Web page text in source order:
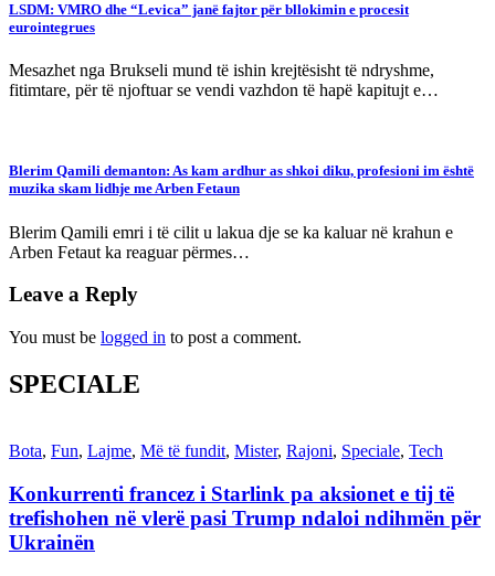
LSDM: VMRO dhe “Levica” janë fajtor për bllokimin e procesit
eurointegrues
Mesazhet nga Brukseli mund të ishin krejtësisht të ndryshme,
fitimtare, për të njoftuar se vendi vazhdon të hapë kapitujt e…
Blerim Qamili demanton: As kam ardhur as shkoi diku, profesioni im është
muzika skam lidhje me Arben Fetaun
Blerim Qamili emri i të cilit u lakua dje se ka kaluar në krahun e
Arben Fetaut ka reaguar përmes…
Leave a Reply
You must be logged in to post a comment.
SPECIALE
Bota, Fun, Lajme, Më të fundit, Mister, Rajoni, Speciale, Tech
Konkurrenti francez i Starlink pa aksionet e tij të
trefishohen në vlerë pasi Trump ndaloi ndihmën për
Ukrainën